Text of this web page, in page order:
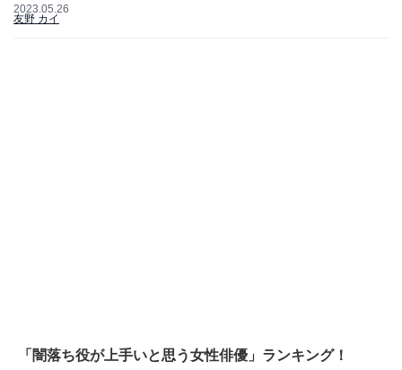
2023.05.26
友野 カイ
「闇落ち役が上手いと思う女性俳優」ランキング！